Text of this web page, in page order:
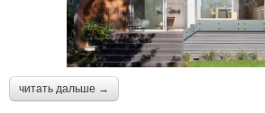
читать дальше →